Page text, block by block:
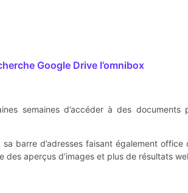
Google Drive l’omnibox
semaines d’accéder à des
sa barre d’adresses faisant également
des aperçus d’images et plus de résultats